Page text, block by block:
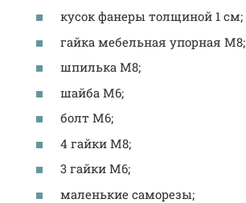
кусок фанеры толщиной 1 см;
гайка мебельная упорная М8;
шпилька М8;
шайба М6;
болт М6;
4 гайки М8;
3 гайки М6;
маленькие саморезы;